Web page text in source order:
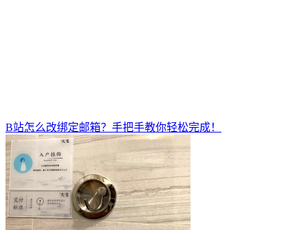
B站怎么改绑定邮箱？手把手教你轻松完成！